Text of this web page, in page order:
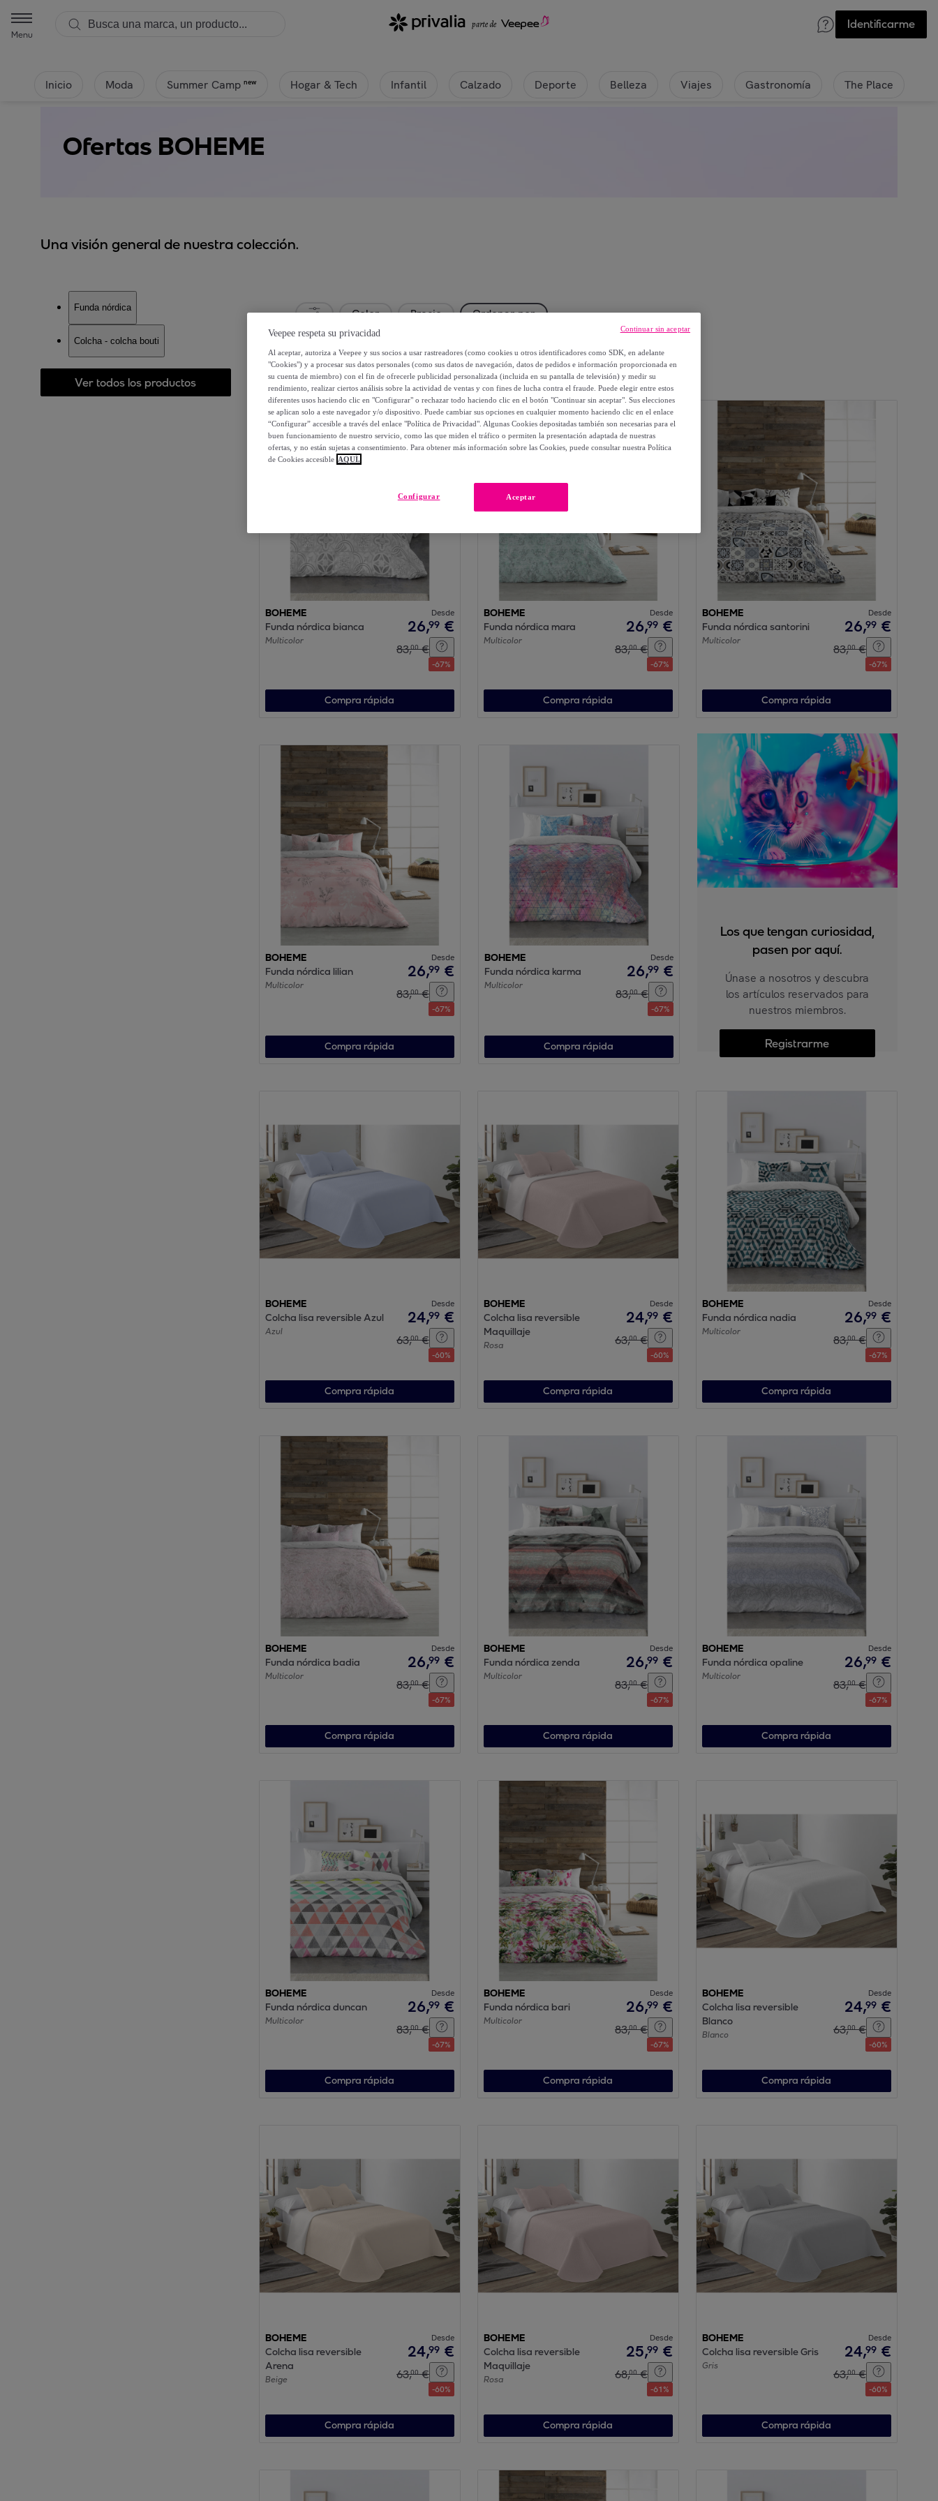
Menu
Identificarme
Inicio Moda Summer Camp new Hogar & Tech Infantil Calzado Deporte Belleza Viajes Gastronomía The Place
Ofertas BOHEME
Una visión general de nuestra colección.
Funda nórdica
Colcha - colcha bouti
Ver todos los productos
Color Precio Ordenar por
22 artículos
BOHEME
Funda nórdica bianca
Multicolor
Desde
26,99 €
83,00 €
-67%
Compra rápida
BOHEME
Funda nórdica mara
Multicolor
Desde
26,99 €
83,00 €
-67%
Compra rápida
BOHEME
Funda nórdica santorini
Multicolor
Desde
26,99 €
83,00 €
-67%
Compra rápida
BOHEME
Funda nórdica lilian
Multicolor
Desde
26,99 €
83,00 €
-67%
Compra rápida
BOHEME
Funda nórdica karma
Multicolor
Desde
26,99 €
83,00 €
-67%
Compra rápida
Los que tengan curiosidad,
pasen por aquí.
Únase a nosotros y descubra
los artículos reservados para
nuestros miembros.
Registrarme
BOHEME
Colcha lisa reversible Azul
Azul
Desde
24,99 €
63,00 €
-60%
Compra rápida
BOHEME
Colcha lisa reversible
Maquillaje
Rosa
Desde
24,99 €
63,00 €
-60%
Compra rápida
BOHEME
Funda nórdica nadia
Multicolor
Desde
26,99 €
83,00 €
-67%
Compra rápida
BOHEME
Funda nórdica badia
Multicolor
Desde
26,99 €
83,00 €
-67%
Compra rápida
BOHEME
Funda nórdica zenda
Multicolor
Desde
26,99 €
83,00 €
-67%
Compra rápida
BOHEME
Funda nórdica opaline
Multicolor
Desde
26,99 €
83,00 €
-67%
Compra rápida
BOHEME
Funda nórdica duncan
Multicolor
Desde
26,99 €
83,00 €
-67%
Compra rápida
BOHEME
Funda nórdica bari
Multicolor
Desde
26,99 €
83,00 €
-67%
Compra rápida
BOHEME
Colcha lisa reversible
Blanco
Blanco
Desde
24,99 €
63,00 €
-60%
Compra rápida
BOHEME
Colcha lisa reversible
Arena
Beige
Desde
24,99 €
63,00 €
-60%
Compra rápida
BOHEME
Colcha lisa reversible
Maquillaje
Rosa
Desde
25,99 €
68,00 €
-61%
Compra rápida
BOHEME
Colcha lisa reversible Gris
Gris
Desde
24,99 €
63,00 €
-60%
Compra rápida
Veepee respeta su privacidad
Al aceptar, autoriza a Veepee y sus socios a usar rastreadores (como cookies u otros identificadores como SDK, en adelante
"Cookies") y a procesar sus datos personales (como sus datos de navegación, datos de pedidos e información proporcionada en
su cuenta de miembro) con el fin de ofrecerle publicidad personalizada (incluida en su pantalla de televisión) y medir su
rendimiento, realizar ciertos análisis sobre la actividad de ventas y con fines de lucha contra el fraude. Puede elegir entre estos
diferentes usos haciendo clic en "Configurar" o rechazar todo haciendo clic en el botón "Continuar sin aceptar". Sus elecciones
se aplican solo a este navegador y/o dispositivo. Puede cambiar sus opciones en cualquier momento haciendo clic en el enlace
“Configurar” accesible a través del enlace "Política de Privacidad". Algunas Cookies depositadas también son necesarias para el
buen funcionamiento de nuestro servicio, como las que miden el tráfico o permiten la presentación adaptada de nuestras
ofertas, y no están sujetas a consentimiento. Para obtener más información sobre las Cookies, puede consultar nuestra Política
de Cookies accesible AQUÍ.
Aceptar
Configurar
Continuar sin aceptar